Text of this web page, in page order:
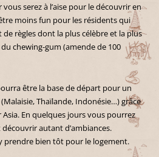
serez à l’aise pour le découvrir en
moins fun pour les résidents qui
règles dont la plus célèbre et la plus
chewing-gum (amende de 100
être la base de départ pour un
Thaïlande, Indonésie…) grâce
En quelques jours vous pourrez
autant d’ambiances.
bien tôt pour le logement.